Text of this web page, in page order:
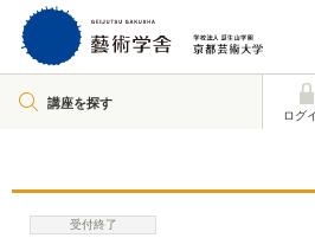
講座を探す
ログ
受付終了